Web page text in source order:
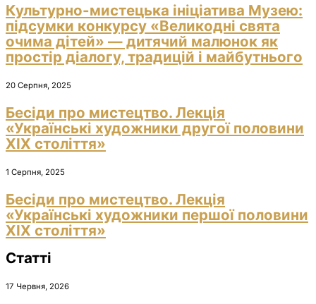
Культурно-мистецька ініціатива Музею:
підсумки конкурсу «Великодні свята
очима дітей» — дитячий малюнок як
простір діалогу, традицій і майбутнього
20 Серпня, 2025
Бесіди про мистецтво. Лекція
«Українські художники другої половини
ХІХ століття»
1 Серпня, 2025
Бесіди про мистецтво. Лекція
«Українські художники першої половини
ХІХ століття»
Статті
17 Червня, 2026